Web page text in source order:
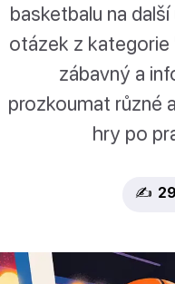
basketbalu na
otázek z kategorie
zábavný a
prozkoumat různé
hry po
✍️